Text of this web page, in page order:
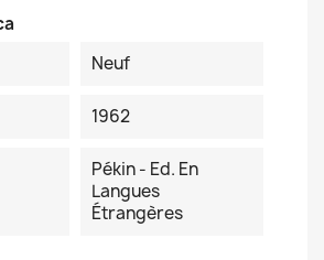
Neuf
1962
Pékin - Ed. En
Langues
Étrangères